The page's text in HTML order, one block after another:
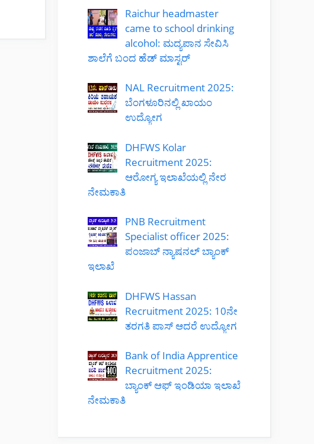
Raichur headmaster
came to school drinking
alcohol: ಮದ್ಯಪಾನ ಸೇವಿಸಿ
ಶಾಲೆಗೆ ಬಂದ ಹೆಡ್ ಮಾಸ್ಟರ್
NAL Recruitment 2025:
ಬೆಂಗಳೂರಿನಲ್ಲಿ ಖಾಯಂ
ಉದ್ಯೋಗ
DHFWS Kolar
Recruitment 2025:
ಆರೋಗ್ಯ ಇಲಾಖೆಯಲ್ಲಿ ನೇರ
ನೇಮಕಾತಿ
PNB Recruitment
Specialist officer 2025:
ಪಂಜಾಬ್ ನ್ಯಾಷನಲ್ ಬ್ಯಾಂಕ್
ಇಲಾಖೆ
DHFWS Hassan
Recruitment 2025: 10ನೇ
ತರಗತಿ ಪಾಸ್ ಆದರೆ ಉದ್ಯೋಗ
Bank of India Apprentice
Recruitment 2025:
ಬ್ಯಾಂಕ್ ಆಫ್ ಇಂಡಿಯಾ ಇಲಾಖೆ
ನೇಮಕಾತಿ